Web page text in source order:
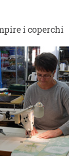
i coperchi